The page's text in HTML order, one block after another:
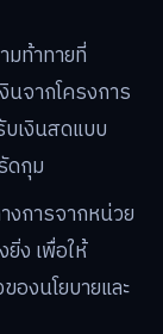
มท้าทายที่
จากโครงการ
บเงินสดแบบ
ดกุม
งการจากหน่วย
ง เพื่อให้
องนโยบายและ